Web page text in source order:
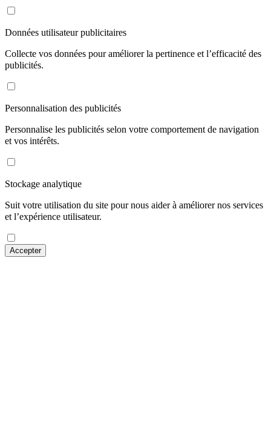
Données utilisateur publicitaires
Collecte vos données pour améliorer la pertinence et l’efficacité des
publicités.
Personnalisation des publicités
Personnalise les publicités selon votre comportement de navigation
et vos intérêts.
Stockage analytique
Suit votre utilisation du site pour nous aider à améliorer nos services
et l’expérience utilisateur.
Accepter